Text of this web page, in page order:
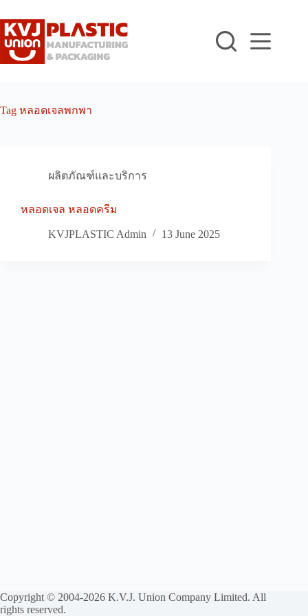
to
content
Tag หลอดเจลพกพา
ผลิตภัณฑ์และบริการ
หลอดเจล หลอดครีม
KVJPLASTIC Admin 13 June 2025
Copyright © 2004-2026 K.V.J. Union Company Limited. All
rights reserved.